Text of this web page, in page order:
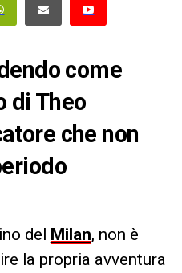
come
di Theo
che non
del Milan, non è
la propria avventura